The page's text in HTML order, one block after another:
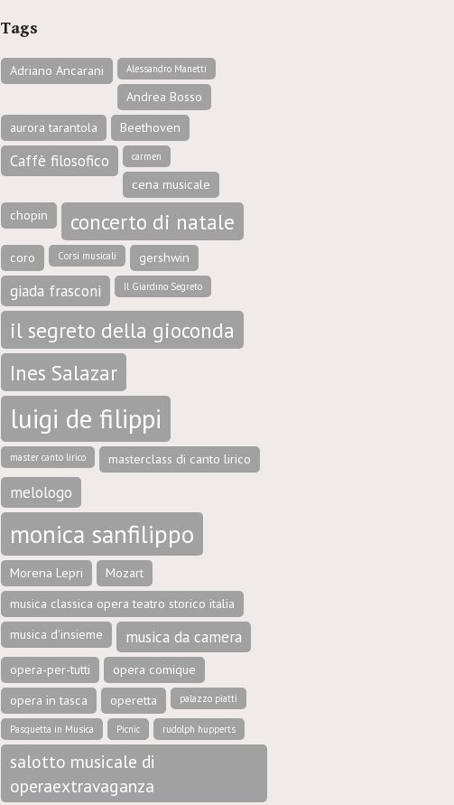
Tags
Adriano Ancarani Alessandro Manetti
Andrea Bosso
aurora tarantola
Beethoven
Caffè filosofico carmen
cena musicale
chopin
concerto di natale
coro Corsi musicali gershwin
giada frasconi Il Giardino Segreto
il segreto della gioconda
Ines Salazar
luigi de filippi
master canto lirico masterclass di canto lirico
melologo
monica sanfilippo
Morena Lepri
Mozart
musica classica opera teatro storico italia
musica d'insieme
musica da camera
opera-per-tutti
opera comique
opera in tasca
operetta palazzo piatti
Pasquetta in Musica Picnic rudolph hupperts
salotto musicale di
operaextravaganza